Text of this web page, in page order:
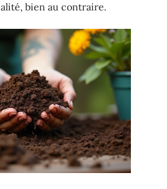
bien au contraire.